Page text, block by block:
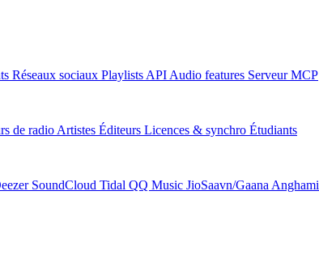
Réseaux sociaux Playlists API Audio features Serveur MCP
de radio Artistes Éditeurs Licences & synchro Étudiants
SoundCloud Tidal QQ Music JioSaavn/Gaana Anghami